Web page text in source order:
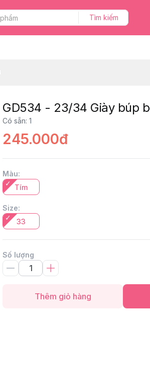
Tìm kiếm
GD534 - 23/34 Giày búp
Có sẵn: 1
245.000đ
Màu:
Tím
Size:
33
Số lượng
Thêm giỏ hàng